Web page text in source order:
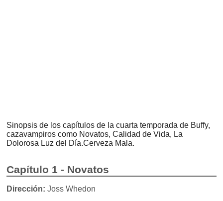
Sinopsis de los capítulos de la cuarta temporada de Buffy,
cazavampiros como Novatos, Calidad de Vida, La
Dolorosa Luz del Día.Cerveza Mala.
Capítulo 1 - Novatos
Dirección: Joss Whedon